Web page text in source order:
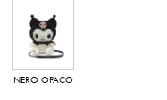
NERO OPACO